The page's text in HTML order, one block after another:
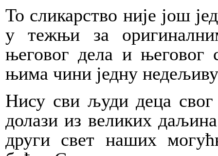
То сликарство није још
у тежњи за
његовог дела и његовог
њима чини једну
Нису сви људи деца
долази из великих
други свет наших